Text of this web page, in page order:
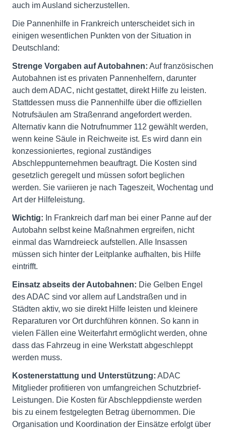
auch im Ausland sicherzustellen.
Die Pannenhilfe in Frankreich unterscheidet sich in
einigen wesentlichen Punkten von der Situation in
Deutschland:
Strenge Vorgaben auf Autobahnen: Auf französischen
Autobahnen ist es privaten Pannenhelfern, darunter
auch dem ADAC, nicht gestattet, direkt Hilfe zu leisten.
Stattdessen muss die Pannenhilfe über die offiziellen
Notrufsäulen am Straßenrand angefordert werden.
Alternativ kann die Notrufnummer 112 gewählt werden,
wenn keine Säule in Reichweite ist. Es wird dann ein
konzessioniertes, regional zuständiges
Abschleppunternehmen beauftragt. Die Kosten sind
gesetzlich geregelt und müssen sofort beglichen
werden. Sie variieren je nach Tageszeit, Wochentag und
Art der Hilfeleistung.
Wichtig: In Frankreich darf man bei einer Panne auf der
Autobahn selbst keine Maßnahmen ergreifen, nicht
einmal das Warndreieck aufstellen. Alle Insassen
müssen sich hinter der Leitplanke aufhalten, bis Hilfe
eintrifft.
Einsatz abseits der Autobahnen: Die Gelben Engel
des ADAC sind vor allem auf Landstraßen und in
Städten aktiv, wo sie direkt Hilfe leisten und kleinere
Reparaturen vor Ort durchführen können. So kann in
vielen Fällen eine Weiterfahrt ermöglicht werden, ohne
dass das Fahrzeug in eine Werkstatt abgeschleppt
werden muss.
Kostenerstattung und Unterstützung: ADAC
Mitglieder profitieren von umfangreichen Schutzbrief-
Leistungen. Die Kosten für Abschleppdienste werden
bis zu einem festgelegten Betrag übernommen. Die
Organisation und Koordination der Einsätze erfolgt über